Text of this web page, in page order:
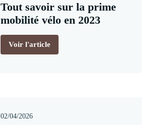
Tout savoir sur la prime
mobilité vélo en 2023
Voir l'article
02/04/2026